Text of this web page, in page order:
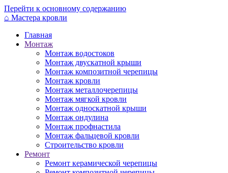
Перейти к основному содержанию
⌂ Мастера кровли
Главная
Монтаж
Монтаж водостоков
Монтаж двускатной крыши
Монтаж композитной черепицы
Монтаж кровли
Монтаж металлочерепицы
Монтаж мягкой кровли
Монтаж односкатной крыши
Монтаж ондулина
Монтаж профнастила
Монтаж фальцевой кровли
Строительство кровли
Ремонт
Ремонт керамической черепицы